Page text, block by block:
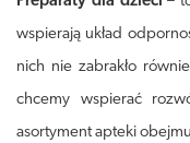
wspierają układ
nich nie zabrakło
chcemy wspierać
asortyment apteki